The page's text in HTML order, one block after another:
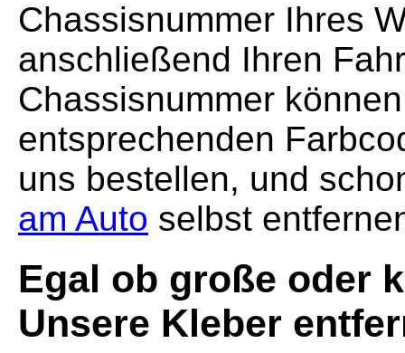
Chassisnummer Ihres
anschließend Ihren
Chassisnummer
entsprechenden
uns bestellen, und
am Auto selbst
Egal ob große oder
Unsere Kleber